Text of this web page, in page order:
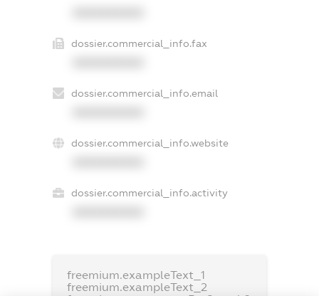
dossier.commercial_info.fax
dossier.commercial_info.email
dossier.commercial_info.website
dossier.commercial_info.activity
freemium.exampleText_1
freemium.exampleText_2